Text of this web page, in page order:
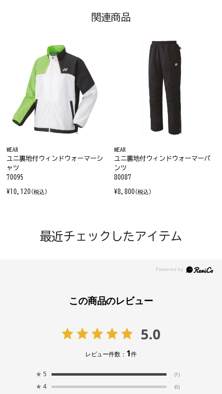
関連商品
WEAR
ユニ裏地付ウィンドウォーマーシ
ャツ
70095
¥10,120 (税込)
WEAR
ユニ裏地付ウィンドウォーマーパ
ンツ
80087
¥8,800 (税込)
最近チェックしたアイテム
この商品のレビュー
5.0
レビュー件数： 1件
★ 5 (1)
★ 4 (0)